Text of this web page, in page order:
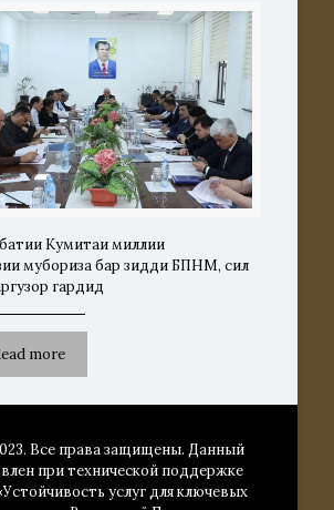
Кумитаи миллии
мубориза бар зидди БПНМ, сил
гардид
more
Все права защищены. Данный
при технической поддержке
услуг для ключевых